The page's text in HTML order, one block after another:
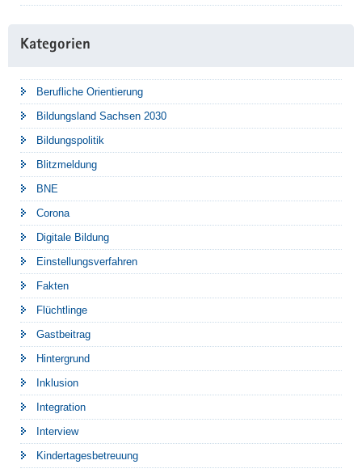
Kategorien
Berufliche Orientierung
Bildungsland Sachsen 2030
Bildungspolitik
Blitzmeldung
BNE
Corona
Digitale Bildung
Einstellungsverfahren
Fakten
Flüchtlinge
Gastbeitrag
Hintergrund
Inklusion
Integration
Interview
Kindertagesbetreuung